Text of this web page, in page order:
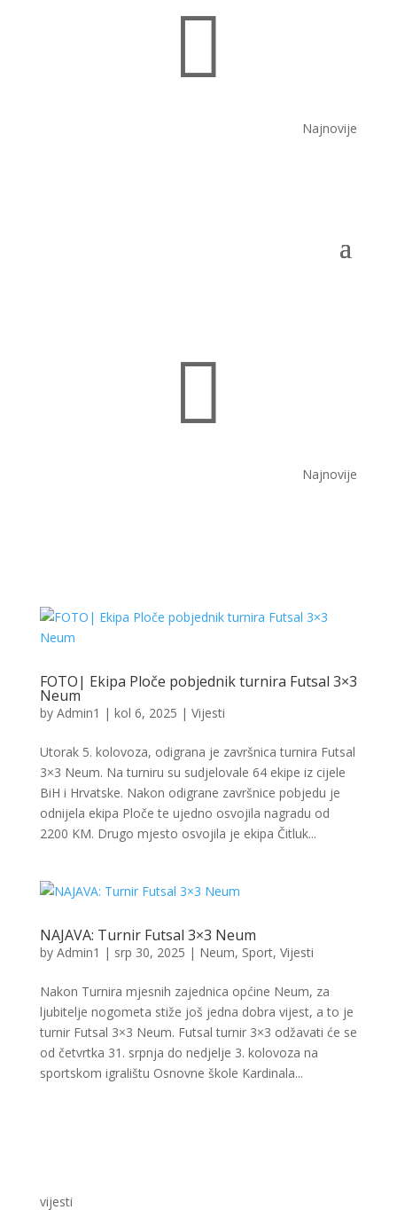

Najnovije

Najnovije
FOTO| Ekipa Ploče pobjednik turnira Futsal 3×3
Neum
by Admin1 | kol 6, 2025 | Vijesti
Utorak 5. kolovoza, odigrana je završnica turnira Futsal
3×3 Neum. Na turniru su sudjelovale 64 ekipe iz cijele
BiH i Hrvatske. Nakon odigrane završnice pobjedu je
odnijela ekipa Ploče te ujedno osvojila nagradu od
2200 KM. Drugo mjesto osvojila je ekipa Čitluk...
NAJAVA: Turnir Futsal 3×3 Neum
by Admin1 | srp 30, 2025 | Neum, Sport, Vijesti
Nakon Turnira mjesnih zajednica općine Neum, za
ljubitelje nogometa stiže još jedna dobra vijest, a to je
turnir Futsal 3×3 Neum. Futsal turnir 3×3 odžavati će se
od četvrtka 31. srpnja do nedjelje 3. kolovoza na
sportskom igralištu Osnovne škole Kardinala...
vijesti